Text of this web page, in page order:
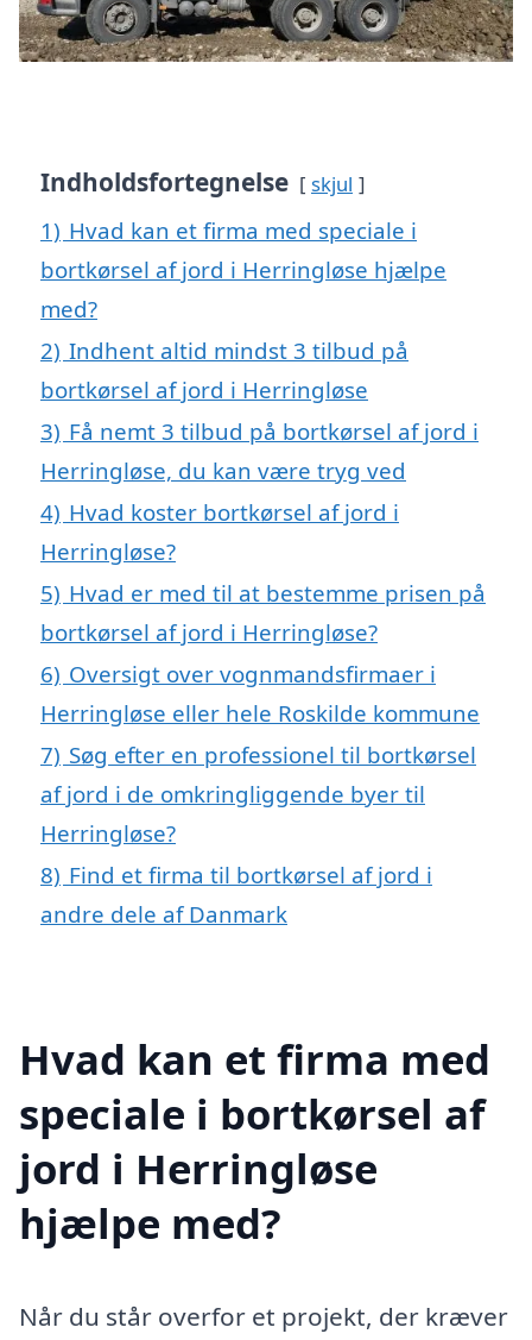
Indholdsfortegnelse skjul
1) Hvad kan et firma med speciale i
bortkørsel af jord i Herringløse hjælpe
med?
2) Indhent altid mindst 3 tilbud på
bortkørsel af jord i Herringløse
3) Få nemt 3 tilbud på bortkørsel af jord i
Herringløse, du kan være tryg ved
4) Hvad koster bortkørsel af jord i
Herringløse?
5) Hvad er med til at bestemme prisen på
bortkørsel af jord i Herringløse?
6) Oversigt over vognmandsfirmaer i
Herringløse eller hele Roskilde kommune
7) Søg efter en professionel til bortkørsel
af jord i de omkringliggende byer til
Herringløse?
8) Find et firma til bortkørsel af jord i
andre dele af Danmark
Hvad kan et firma med
speciale i bortkørsel af
jord i Herringløse
hjælpe med?
Når du står overfor et projekt, der kræver